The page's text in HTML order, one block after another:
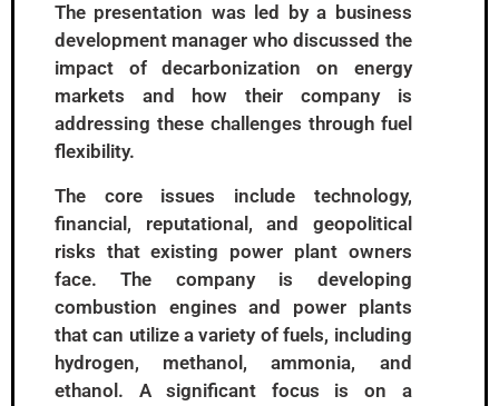
The presentation was led by a business
development manager who discussed the
impact of decarbonization on energy
markets and how their company is
addressing these challenges through fuel
flexibility.
The core issues include technology,
financial, reputational, and geopolitical
risks that existing power plant owners
face. The company is developing
combustion engines and power plants
that can utilize a variety of fuels, including
hydrogen, methanol, ammonia, and
ethanol. A significant focus is on a